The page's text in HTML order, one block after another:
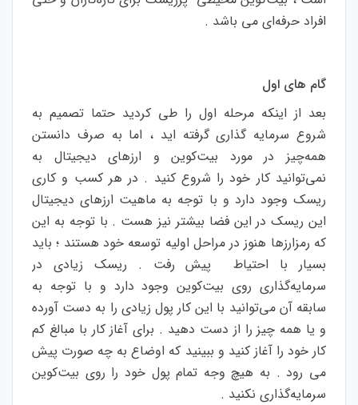
افراد حرفه‌ای می باشد .
گام های اول
بعد از اینکه مرحله اول را طی کردید حتما تصمیم به
شروع سرمایه گذاری گرفته اید ، اما به صرف دانستن
همه‌چیز در مورد بیت‌کوین و ارزهای دیجیتال به
نمی‌توانید کار خود را شروع کنید . در هر کسب و کاری
ریسک وجود دارد و با توجه به ماهیت ارزهای دیجیتال
این ریسک در این فضا بیشتر نیز هست . با توجه به این
که رمزارزها هنوز در مراحل اولیه توسعه خود هستند ؛ باید
بسیار با احتیاط پیش رفت . ریسک زیادی در
سرمایه‌گذاری روی بیت‌کوین وجود دارد و با توجه به
سابقه آن می‌توانید با این کار پول زیادی را به دست آورده
و یا همه چیز را از دست دهید . برای آغاز کار با مبالغ کم
کار خود را آغاز کنید و ببینید که اوضاع به چه صورت پیش
می رود . به هیچ وجه تمام پول خود را روی بیت‌کوین
سرمایه‌گذاری نکنید .